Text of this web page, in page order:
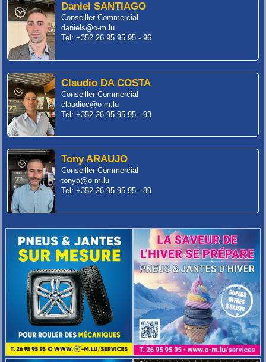
Daniel SANTIAGO
Conseiller Commercial
daniels@o-m.lu
Tel: +352 26 95 95 95 - 96
Claudio DA COSTA
Conseiller Commercial
claudioc@o-m.lu
Tel: +352 26 95 95 95 - 93
Tony ARAUJO
Conseiller Commercial
tonya@o-m.lu
Tel: +352 26 95 95 95 - 89